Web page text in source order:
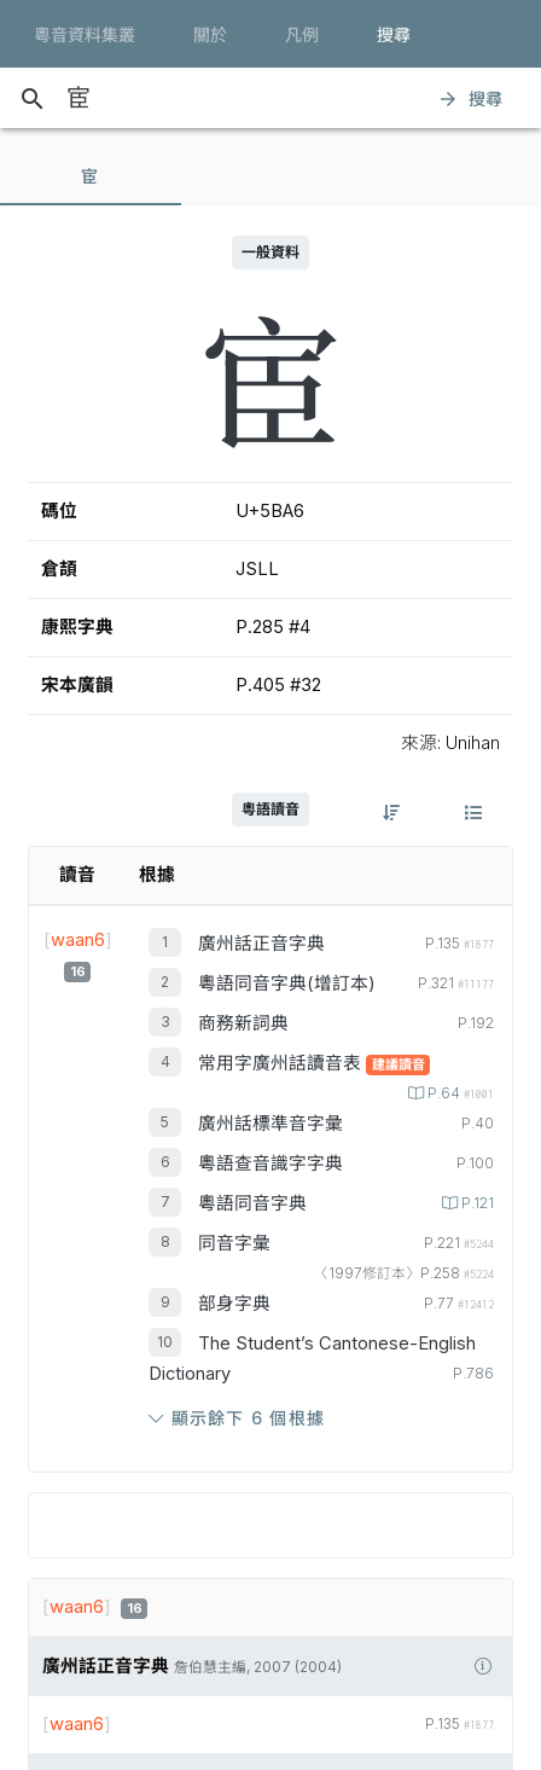
粵音資料集叢 關於 凡例 搜尋
search arrow_forward 搜尋
宦
一般資料
宦
碼位 U+5BA6
倉頡 JSLL
康熙字典 P.285 #4
宋本廣韻 P.405 #32
來源: Unihan
粵語讀音
讀音 根據
[waan6]
16
廣州話正音字典 P.135 #1877
粵語同音字典(增訂本) P.321 #11177
商務新詞典 P.192
常用字廣州話讀音表 建議讀音
P.64 #1001
廣州話標準音字彙 P.40
粵語查音識字字典 P.100
粵語同音字典 P.121
同音字彙 P.221 #5244
〈1997修訂本〉P.258 #5224
部身字典 P.77 #12412
The Student’s Cantonese-English
Dictionary
P.786
顯示餘下 6 個根據
[waan6] 16
廣州話正音字典 詹伯慧主編, 2007 (2004)
P.135 #1877
[waan6]